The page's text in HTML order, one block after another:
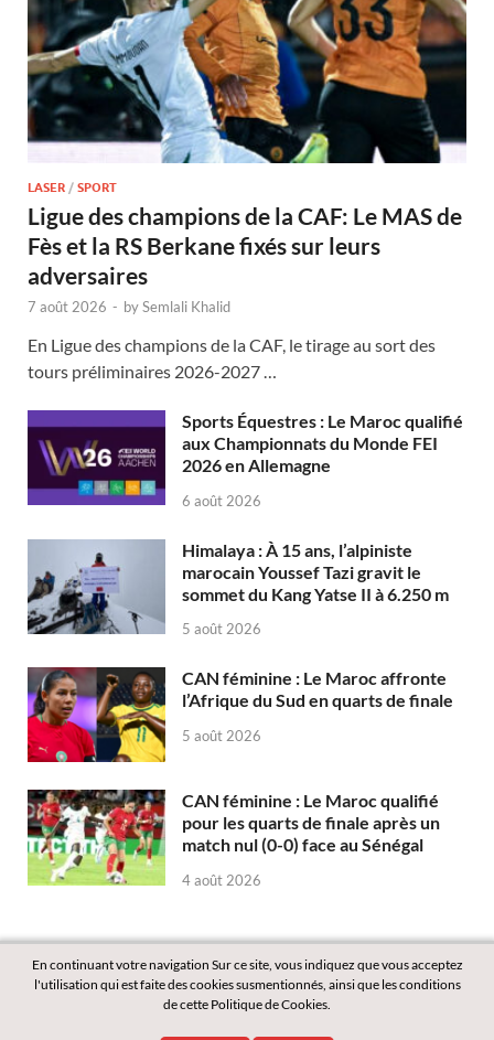
LASER / SPORT
Ligue des champions de la CAF: Le MAS de
Fès et la RS Berkane fixés sur leurs
adversaires
7 août 2026 - bySemlali Khalid
En Ligue des champions de la CAF, le tirage au sort des
tours préliminaires 2026-2027 …
Sports Équestres : Le Maroc qualifié
aux Championnats du Monde FEI
2026 en Allemagne
6 août 2026
Himalaya : À 15 ans, l’alpiniste
marocain Youssef Tazi gravit le
sommet du Kang Yatse II à 6.250 m
5 août 2026
CAN féminine : Le Maroc affronte
l’Afrique du Sud en quarts de finale
5 août 2026
CAN féminine : Le Maroc qualifié
pour les quarts de finale après un
match nul (0-0) face au Sénégal
4 août 2026
En continuant votre navigation Sur ce site, vous indiquez que vous acceptez
l'utilisation qui est faite des cookies susmentionnés, ainsi que les conditions
de cette Politique de Cookies.